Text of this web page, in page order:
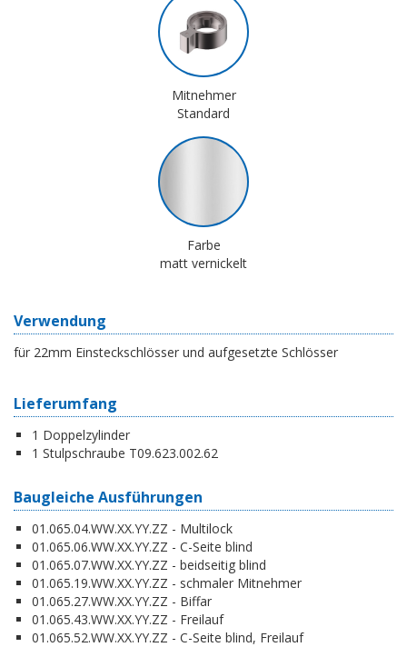
Mitnehmer
Standard
Farbe
matt vernickelt
Verwendung
für 22mm Einsteckschlösser und aufgesetzte Schlösser
Lieferumfang
1 Doppelzylinder
1 Stulpschraube T09.623.002.62
Baugleiche Ausführungen
01.065.04.WW.XX.YY.ZZ - Multilock
01.065.06.WW.XX.YY.ZZ - C-Seite blind
01.065.07.WW.XX.YY.ZZ - beidseitig blind
01.065.19.WW.XX.YY.ZZ - schmaler Mitnehmer
01.065.27.WW.XX.YY.ZZ - Biffar
01.065.43.WW.XX.YY.ZZ - Freilauf
01.065.52.WW.XX.YY.ZZ - C-Seite blind, Freilauf